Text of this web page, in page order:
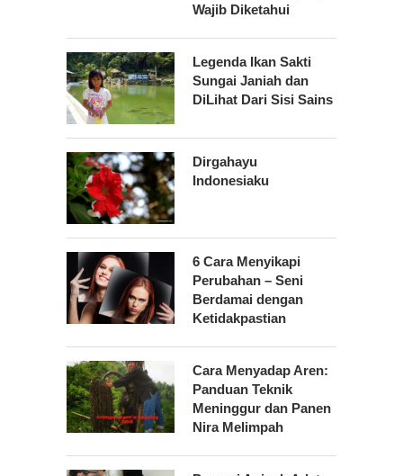
Wajib Diketahui
Legenda Ikan Sakti
Sungai Janiah dan
DiLihat Dari Sisi Sains
Dirgahayu
Indonesiaku
6 Cara Menyikapi
Perubahan – Seni
Berdamai dengan
Ketidakpastian
Cara Menyadap Aren:
Panduan Teknik
Meninggur dan Panen
Nira Melimpah